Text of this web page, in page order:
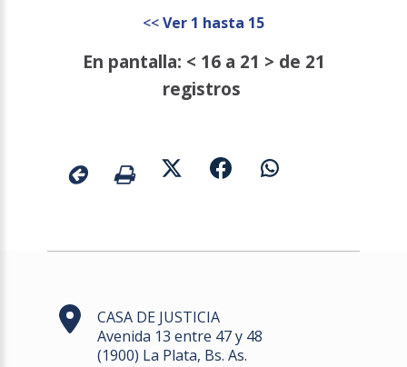
<<Ver 1 hasta 15
En pantalla: < 16 a 21 > de 21
registros
CASA DE JUSTICIA
Avenida 13 entre 47 y 48
(1900) La Plata, Bs. As.